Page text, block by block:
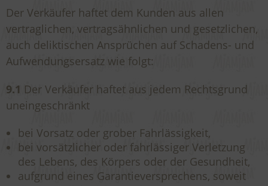
Der Verkäufer haftet dem Kunden aus allen
vertraglichen, vertragsähnlichen und gesetzlichen,
auch deliktischen Ansprüchen auf Schadens- und
Aufwendungsersatz wie folgt:
9.1 Der Verkäufer haftet aus jedem Rechtsgrund
uneingeschränkt
bei Vorsatz oder grober Fahrlässigkeit,
bei vorsätzlicher oder fahrlässiger Verletzung
des Lebens, des Körpers oder der Gesundheit,
aufgrund eines Garantieversprechens, soweit